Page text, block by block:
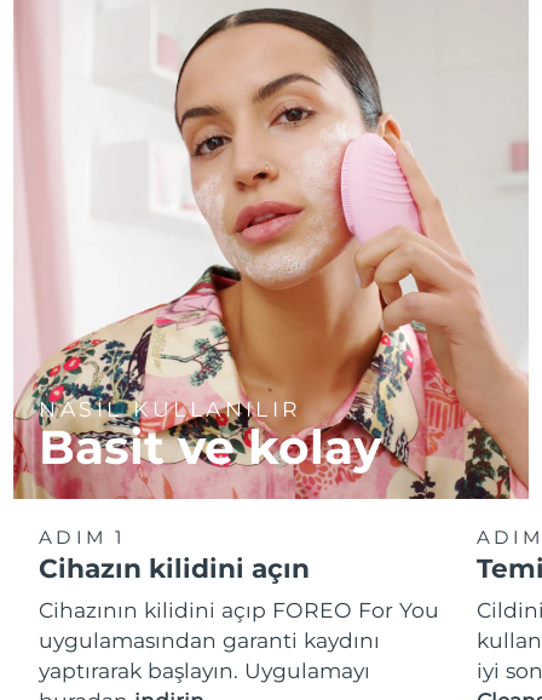
NASIL KULLANILIR
Basit ve kolay
ADIM 1
Cihazın kilidini açın
Cihazının kilidini açıp FOREO For You
uygulamasından garanti kaydını
yaptırarak başlayın. Uygulamayı
iyi